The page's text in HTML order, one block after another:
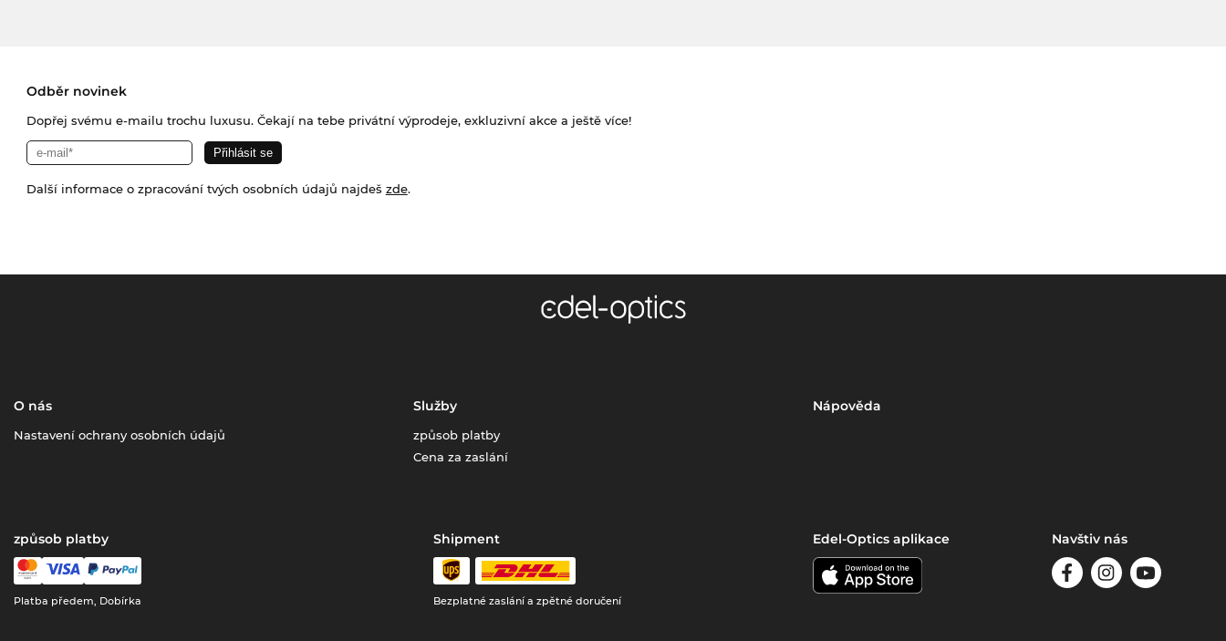
Odběr novinek
Dopřej svému e-mailu trochu luxusu. Čekají na tebe privátní výprodeje, exkluzivní akce a ještě více!
Další informace o zpracování tvých osobních údajů najdeš zde.
O nás
Nastavení ochrany osobních údajů
Služby
způsob platby
Cena za zaslání
Nápověda
způsob platby
Platba předem, Dobírka
Shipment
Bezplatné zaslání a zpětné doručení
Edel-Optics aplikace Navštiv nás